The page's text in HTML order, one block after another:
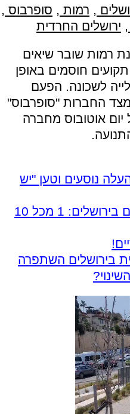
, רמות , סופרבוס ,
, ירושלים החרדית
רמות שובר שיאים
חוסמים באופן
לשכונה. הפעם
החברות "סופרבוס"
אוטובוס מחברה
נוסעים וטען "יש
שימוע לחברות האוטובוסים בירושלים: 1 מכל 10
בירושלים השתפרה